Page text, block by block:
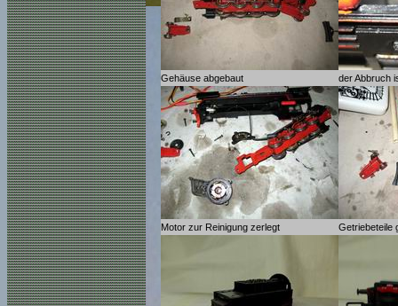
Gehäuse abgebaut der Abbruch
Motor zur Reinigung zerlegt Getriebeteile